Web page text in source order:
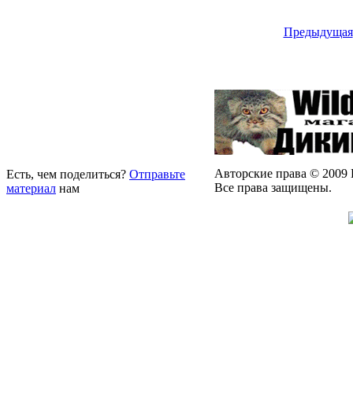
Предыдущая
Есть, чем поделиться? Отправьте
материал нам
Авторские права © 2009
Все права защищены.